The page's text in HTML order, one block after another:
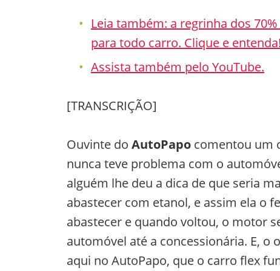
Leia também: a regrinha dos
para todo carro. Clique e entenda!
Assista também pelo YouTube.
[TRANSCRIÇÃO]
Ouvinte do AutoPapo comentou um
nunca teve problema com o
alguém lhe deu a dica de que seria
abastecer com etanol, e assim ela o
abastecer e quando voltou, o motor
automóvel até a concessionária. E,
aqui no AutoPapo, que o carro flex